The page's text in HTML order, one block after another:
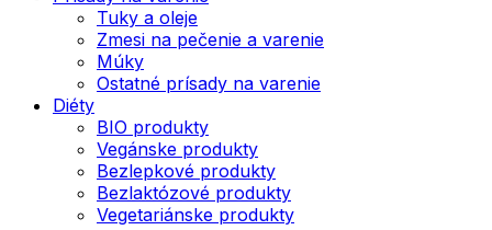
Tuky a oleje
Zmesi na pečenie a varenie
Múky
Ostatné prísady na varenie
Diéty
BIO produkty
Vegánske produkty
Bezlepkové produkty
Bezlaktózové produkty
Vegetariánske produkty